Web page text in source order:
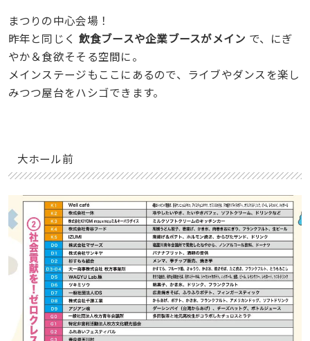
まつりの中心会場！
昨年と同じく 飲食ブースや企業ブースがメイン で、にぎ
やか＆食欲そそる空間に。
メインステージもここにあるので、ライブやダンスを楽し
みつつ屋台をハシゴできます。
大ホール前